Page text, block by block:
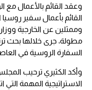
وعقد القائم بالأعمال مع
القائم بأعمال سفير روسيا
وممثلين عن الخارجية
مطولة، جرى خلالها بحث
السفارة الروسية في
وأكد الكثيري ترحيب
الاستراتيجية المهمة التي